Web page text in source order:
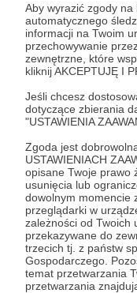
Aby wyrazić zgody
automatycznego
informacji na Twoim
przechowywanie
zewnętrzne, które
kliknij AKCEPTUJĘ I
Jeśli chcesz
dotyczące zbierania
"USTAWIENIA
Zgoda jest
USTAWIENIACH
opisane Twoje prawo
usunięcia lub
dowolnym momencie
przeglądarki w
zależności od Twoich
przekazywane do
trzecich tj. z państw
Gospodarczego.
temat przetwarzania
przetwarzania
14.06.2023 Brak
Extra
filtry korekcyjne
otrzymać
kolorowe filtry